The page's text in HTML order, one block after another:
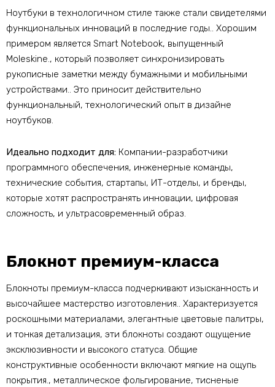
Ноутбуки в технологичном стиле также стали свидетелями
функциональных инноваций в последние годы.. Хорошим
примером является Smart Notebook, выпущенный
Moleskine., который позволяет синхронизировать
рукописные заметки между бумажными и мобильными
устройствами.. Это приносит действительно
функциональный, технологический опыт в дизайне
ноутбуков.
Идеально подходит для: Компании-разработчики
программного обеспечения, инженерные команды,
технические события, стартапы, ИТ-отделы, и бренды,
которые хотят распространять инновации, цифровая
сложность, и ультрасовременный образ.
Блокнот премиум-класса
Блокноты премиум-класса подчеркивают изысканность и
высочайшее мастерство изготовления.. Характеризуется
роскошными материалами, элегантные цветовые палитры,
и тонкая детализация, эти блокноты создают ощущение
эксклюзивности и высокого статуса. Общие
конструктивные особенности включают мягкие на ощупь
покрытия., металлическое фольгирование, тисненые